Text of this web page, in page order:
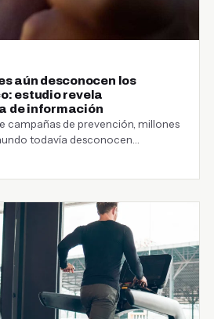
aún desconocen los
estudio revela
de información
campañas de prevención, millones
todavía desconocen…